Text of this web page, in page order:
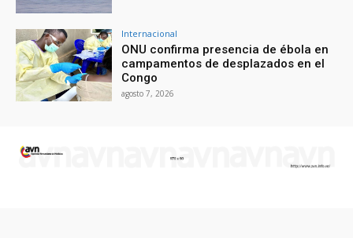
Internacional
ONU confirma presencia de ébola en
campamentos de desplazados en el
Congo
agosto 7, 2026